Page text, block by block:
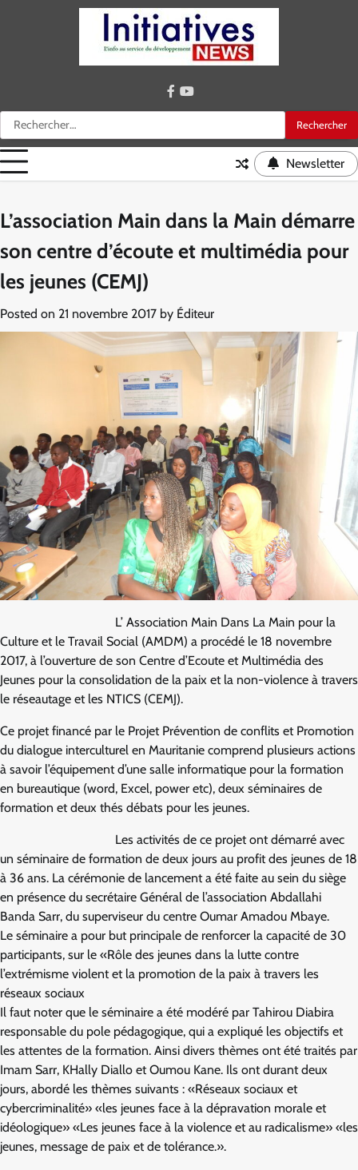
Rechercher :
facebook
youtube
Newsletter
L’association Main dans la Main démarre
son centre d’écoute et multimédia pour
les jeunes (CEMJ)
Posted on 21 novembre 2017 by Éditeur
L’ Association Main Dans La Main pour la
Culture et le Travail Social (AMDM) a procédé le 18 novembre
2017, à l’ouverture de son Centre d’Ecoute et Multimédia des
Jeunes pour la consolidation de la paix et la non-violence à travers
le réseautage et les NTICS (CEMJ).
Ce projet financé par le Projet Prévention de conflits et Promotion
du dialogue interculturel en Mauritanie comprend plusieurs actions
à savoir l’équipement d’une salle informatique pour la formation
en bureautique (word, Excel, power etc), deux séminaires de
formation et deux thés débats pour les jeunes.
Les activités de ce projet ont démarré avec
un séminaire de formation de deux jours au profit des jeunes de 18
à 36 ans. La cérémonie de lancement a été faite au sein du siège
en présence du secrétaire Général de l’association Abdallahi
Banda Sarr, du superviseur du centre Oumar Amadou Mbaye.
Le séminaire a pour but principale de renforcer la capacité de 30
participants, sur le «Rôle des jeunes dans la lutte contre
l’extrémisme violent et la promotion de la paix à travers les
réseaux sociaux
Il faut noter que le séminaire a été modéré par Tahirou Diabira
responsable du pole pédagogique, qui a expliqué les objectifs et
les attentes de la formation. Ainsi divers thèmes ont été traités par
Imam Sarr, KHally Diallo et Oumou Kane. Ils ont durant deux
jours, abordé les thèmes suivants : «Réseaux sociaux et
cybercriminalité» «les jeunes face à la dépravation morale et
idéologique» «Les jeunes face à la violence et au radicalisme» «les
jeunes, message de paix et de tolérance.».